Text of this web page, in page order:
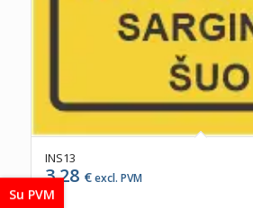
INS13
3,28 €excl. PVM
Su PVM